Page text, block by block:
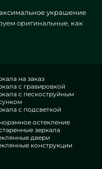
украшение
оригинальные, как
в версии
доступным
свои локации,
от
дополнений.
опыт, что
на заказ
с гравировкой
с пескоструйным
с подсветкой
остекление
зеркала
двери
конструкции